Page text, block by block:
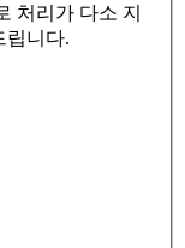
처리가 다소 지
립니다.